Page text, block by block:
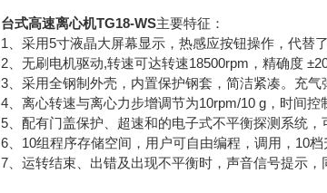
台式高速离心机TG18-WS主要特征：
1、采用5寸液晶大屏幕显示，热感应按钮操作，代替
2、无刷电机驱动,转速可达转速18500rpm，精确度
3、采用全钢制外壳，内置保护钢套，简洁紧凑。充
4、离心转速与离心力步增调节为10rpm/10 g，时间
5、配有门盖保护、超速和的电子式不平衡探测系统
6、10组程序存储空间，用户可自由编程，调用，10档
7、运转结束、出错及出现不平衡时，声音信号提示，